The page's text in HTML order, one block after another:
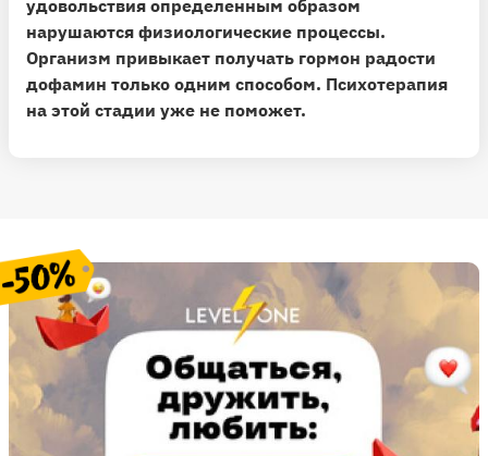
удовольствия определенным образом
нарушаются физиологические процессы.
Организм привыкает получать гормон радости
дофамин только одним способом. Психотерапия
на этой стадии уже не поможет.